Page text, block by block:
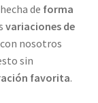
de forma
variaciones de
nosotros
sin
favorita.